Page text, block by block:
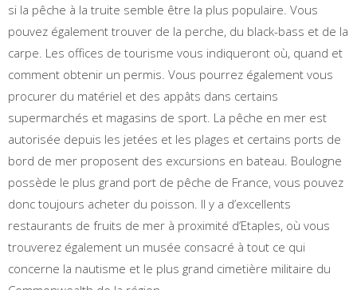
si la pêche à la truite semble être la plus populaire. Vous
pouvez également trouver de la perche, du black-bass et de la
carpe. Les offices de tourisme vous indiqueront où, quand et
comment obtenir un permis. Vous pourrez également vous
procurer du matériel et des appâts dans certains
supermarchés et magasins de sport. La pêche en mer est
autorisée depuis les jetées et les plages et certains ports de
bord de mer proposent des excursions en bateau. Boulogne
possède le plus grand port de pêche de France, vous pouvez
donc toujours acheter du poisson. Il y a d’excellents
restaurants de fruits de mer à proximité d’Etaples, où vous
trouverez également un musée consacré à tout ce qui
concerne la nautisme et le plus grand cimetière militaire du